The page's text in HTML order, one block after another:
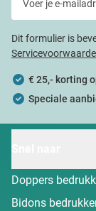
Dit formulier is
€ 25,- korting
Speciale
Doppers
Bidons